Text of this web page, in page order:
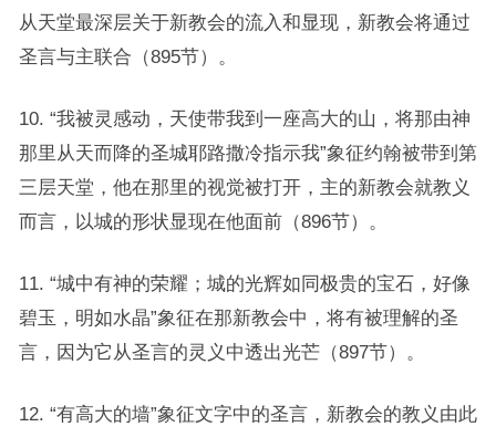
从天堂最深层关于新教会的流入和显现，新教会将通过
圣言与主联合（895节）。
10. “我被灵感动，天使带我到一座高大的山，将那由神
那里从天而降的圣城耶路撒冷指示我”象征约翰被带到第
三层天堂，他在那里的视觉被打开，主的新教会就教义
而言，以城的形状显现在他面前（896节）。
11. “城中有神的荣耀；城的光辉如同极贵的宝石，好像
碧玉，明如水晶”象征在那新教会中，将有被理解的圣
言，因为它从圣言的灵义中透出光芒（897节）。
12. “有高大的墙”象征文字中的圣言，新教会的教义由此